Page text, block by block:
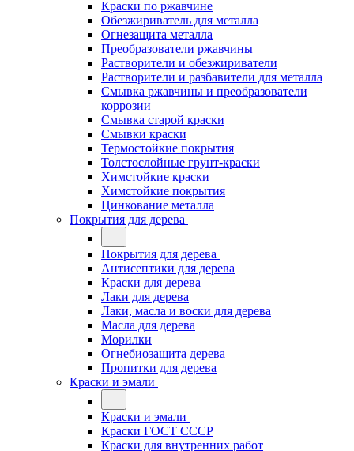
Краски по ржавчине
Обезжириватель для металла
Огнезащита металла
Преобразователи ржавчины
Растворители и обезжириватели
Растворители и разбавители для металла
Смывка ржавчины и преобразователи
коррозии
Смывка старой краски
Смывки краски
Термостойкие покрытия
Толстослойные грунт-краски
Химстойкие краски
Химстойкие покрытия
Цинкование металла
Покрытия для дерева
Покрытия для дерева
Антисептики для дерева
Краски для дерева
Лаки для дерева
Лаки, масла и воски для дерева
Масла для дерева
Морилки
Огнебиозащита дерева
Пропитки для дерева
Краски и эмали
Краски и эмали
Краски ГОСТ СССР
Краски для внутренних работ